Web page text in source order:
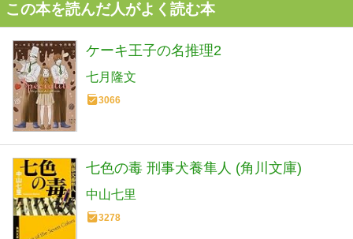
この本を読んだ人がよく読む本
ケーキ王子の名推理2
七月隆文
3066
七色の毒 刑事犬養隼人 (角川文庫)
中山七里
3278